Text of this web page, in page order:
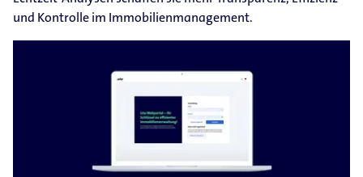
und Kontrolle im Immobilienmanagement.